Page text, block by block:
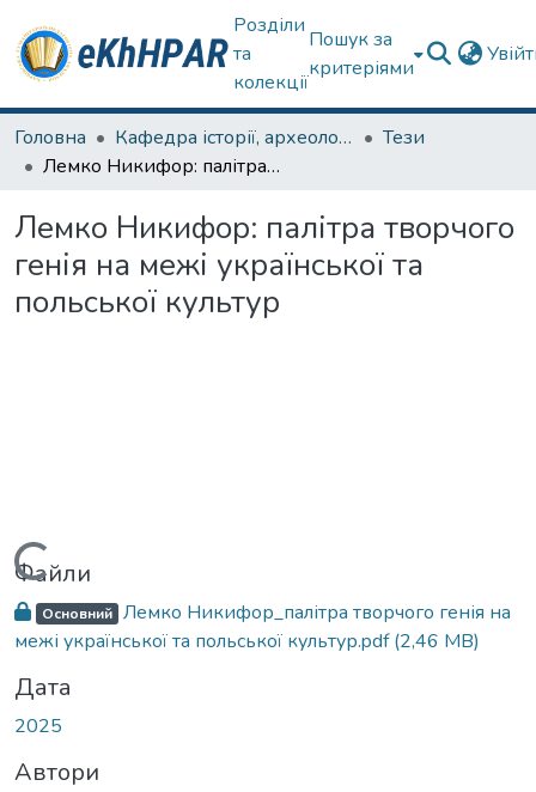
Розділи
та
колекції
Пошук за
критеріями
Головна Кафедра історії, археології та гуманітарних наук
Тези
Лемко Никифор: палітра творчого генія на межі української та польської культур
Лемко Никифор: палітра творчого
генія на межі української та
польської культур
Вантажиться...
Файли
Основний Лемко Никифор_палітра творчого генія на
межі української та польської культур.pdf(2,46 MB)
Дата
2025
Автори